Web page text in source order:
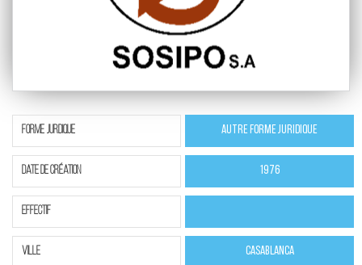
ForMe jurdique Autre Forme Juridique
Date de création 1976
effectif
ville Casablanca